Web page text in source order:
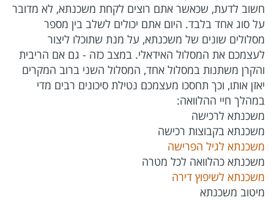
חשוב לדעת, שכאשר אתם רוצים לקחת משכנתא, לא מדובר
על סוג אחד בלבד. היום אתם יכולים לשלב בין מספר
מסלולים שונים של משכנתא, על מנת שתוכלו ליצור
לעצמכם את המסלול האידאלי. במצב כזה - גם אם הריבית
והקרן משתנות במסלול אחד, המסלול השני ברוב המקרים
יאזן אותו, וכך תחסכו מעצמכם נטילת סיכונים רבים מדי
במהלך חיי ההלוואה:
משכנתא לרכישה
משכנתא בקבוצות רכישה
משכנתא לגיל הפרישה
משכנתא כהלוואה לכל מטרה
משכנתא לשיפוץ דירה
מיטוב משכנתא